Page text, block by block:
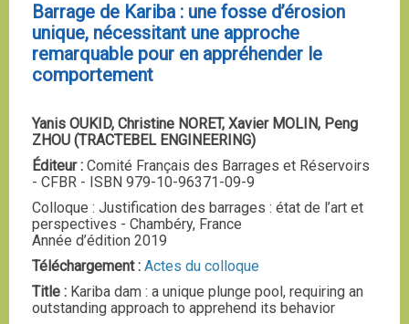
Barrage de Kariba : une fosse d’érosion
unique, nécessitant une approche
remarquable pour en appréhender le
comportement
Yanis OUKID, Christine NORET, Xavier MOLIN, Peng
ZHOU (TRACTEBEL ENGINEERING)
Éditeur : Comité Français des Barrages et Réservoirs
- CFBR - ISBN 979-10-96371-09-9
Colloque : Justification des barrages : état de l’art et
perspectives - Chambéry, France
Année d’édition 2019
Téléchargement : Actes du colloque
Title : Kariba dam : a unique plunge pool, requiring an
outstanding approach to apprehend its behavior